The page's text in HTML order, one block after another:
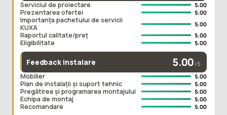
Serviciul de proiectare 5.00
Prezentarea ofertei 5.00
Importanța pachetului de servicii
KUXA
5.00
Raportul calitate/preț 5.00
Eligibilitate 5.00
Feedback instalare 5.00 /5
Mobilier 5.00
Plan de instalații și suport tehnic 5.00
Pregătirea și programarea montajului 5.00
Echipa de montaj 5.00
Recomandare 5.00